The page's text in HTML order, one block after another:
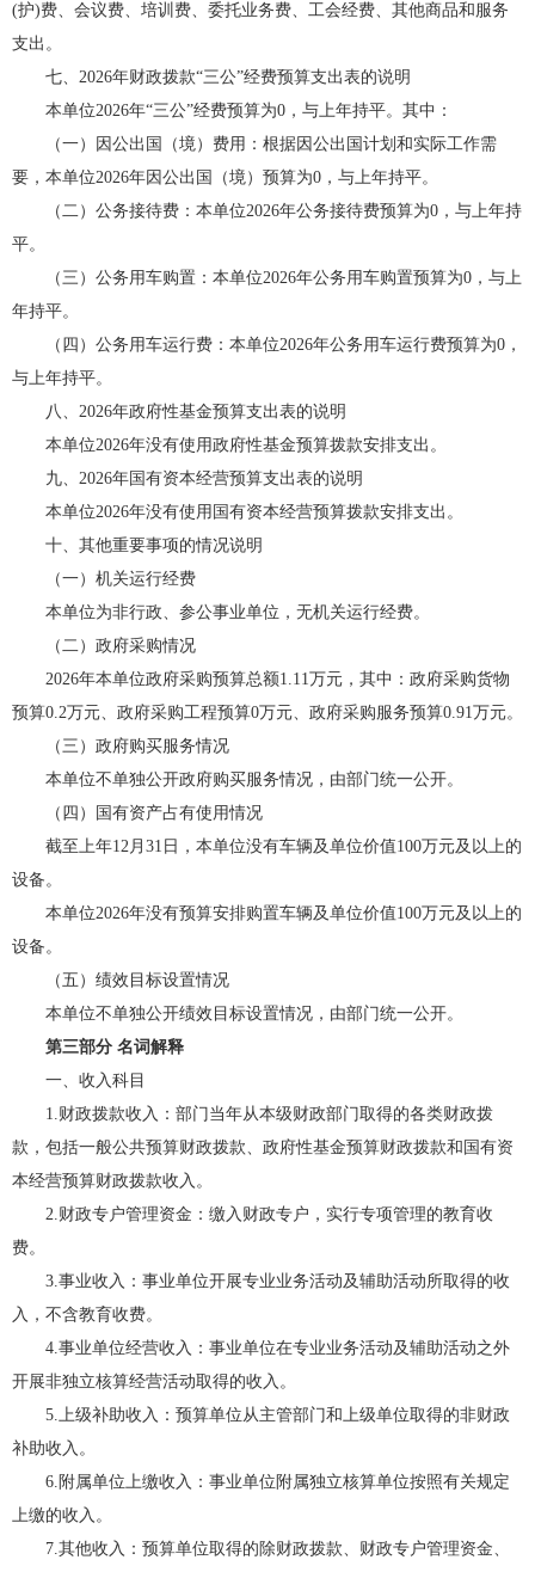
(护)费、会议费、培训费、委托业务费、工会经费、其他商品和服务
支出。
七、2026年财政拨款“三公”经费预算支出表的说明
本单位2026年“三公”经费预算为0，与上年持平。其中：
（一）因公出国（境）费用：根据因公出国计划和实际工作需
要，本单位2026年因公出国（境）预算为0，与上年持平。
（二）公务接待费：本单位2026年公务接待费预算为0，与上年持
平。
（三）公务用车购置：本单位2026年公务用车购置预算为0，与上
年持平。
（四）公务用车运行费：本单位2026年公务用车运行费预算为0，
与上年持平。
八、2026年政府性基金预算支出表的说明
本单位2026年没有使用政府性基金预算拨款安排支出。
九、2026年国有资本经营预算支出表的说明
本单位2026年没有使用国有资本经营预算拨款安排支出。
十、其他重要事项的情况说明
（一）机关运行经费
本单位为非行政、参公事业单位，无机关运行经费。
（二）政府采购情况
2026年本单位政府采购预算总额1.11万元，其中：政府采购货物
预算0.2万元、政府采购工程预算0万元、政府采购服务预算0.91万元。
（三）政府购买服务情况
本单位不单独公开政府购买服务情况，由部门统一公开。
（四）国有资产占有使用情况
截至上年12月31日，本单位没有车辆及单位价值100万元及以上的
设备。
本单位2026年没有预算安排购置车辆及单位价值100万元及以上的
设备。
（五）绩效目标设置情况
本单位不单独公开绩效目标设置情况，由部门统一公开。
第三部分 名词解释
一、收入科目
1.财政拨款收入：部门当年从本级财政部门取得的各类财政拨
款，包括一般公共预算财政拨款、政府性基金预算财政拨款和国有资
本经营预算财政拨款收入。
2.财政专户管理资金：缴入财政专户，实行专项管理的教育收
费。
3.事业收入：事业单位开展专业业务活动及辅助活动所取得的收
入，不含教育收费。
4.事业单位经营收入：事业单位在专业业务活动及辅助活动之外
开展非独立核算经营活动取得的收入。
5.上级补助收入：预算单位从主管部门和上级单位取得的非财政
补助收入。
6.附属单位上缴收入：事业单位附属独立核算单位按照有关规定
上缴的收入。
7.其他收入：预算单位取得的除财政拨款、财政专户管理资金、